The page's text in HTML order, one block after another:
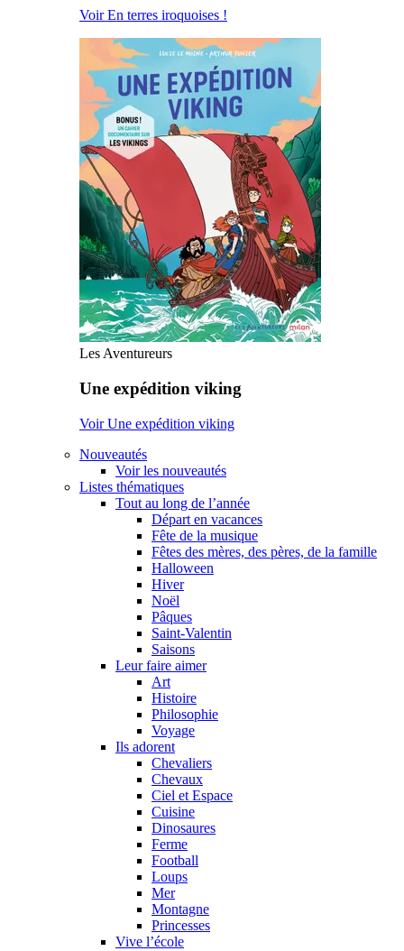
Voir En terres iroquoises !
Les Aventureurs
Une expédition viking
Voir Une expédition viking
Nouveautés
Voir les nouveautés
Listes thématiques
Tout au long de l’année
Départ en vacances
Fête de la musique
Fêtes des mères, des pères, de la famille
Halloween
Hiver
Noël
Pâques
Saint-Valentin
Saisons
Leur faire aimer
Art
Histoire
Philosophie
Voyage
Ils adorent
Chevaliers
Chevaux
Ciel et Espace
Cuisine
Dinosaures
Ferme
Football
Loups
Mer
Montagne
Princesses
Vive l’école